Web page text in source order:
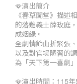
🪭演出簡介
《春草闖堂》描述
的落難義士薛玫庭
成姻緣。
全劇情節曲折緊張
以及對官場陋習的
為「天下第一喜劇
🪭演出時間：115